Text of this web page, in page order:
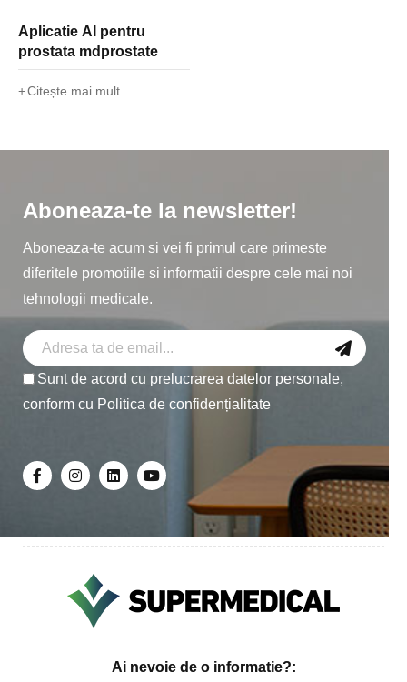
Aplicatie AI pentru
prostata mdprostate
Citește mai mult
Aboneaza-te la newsletter!
Aboneaza-te acum si vei fi primul care primeste
diferitele promotiile si informatii despre cele mai noi
tehnologii medicale.
Sunt de acord cu prelucrarea datelor personale,
conform cu Politica de confidențialitate
Ai nevoie de o informatie?: